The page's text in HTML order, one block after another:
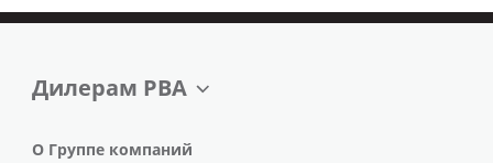
Дилерам РВА
О Группе компаний